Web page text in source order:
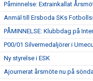
Påminnelse: Extrainkallat
Anmäl till Ersboda SKs
PÅMINNELSE: Klubbdag på
P00/01 Silvermedaljörer i
Ny styrelse i ESK
Ajournerat årsmöte nu på